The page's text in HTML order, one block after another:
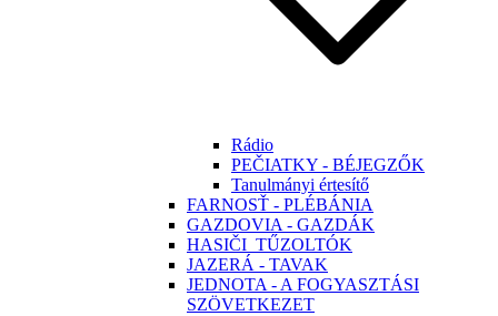
Rádio
PEČIATKY - BÉJEGZŐK
Tanulmányi értesítő
FARNOSŤ - PLÉBÁNIA
GAZDOVIA - GAZDÁK
HASIČI_TŰZOLTÓK
JAZERÁ - TAVAK
JEDNOTA - A FOGYASZTÁSI
SZÖVETKEZET